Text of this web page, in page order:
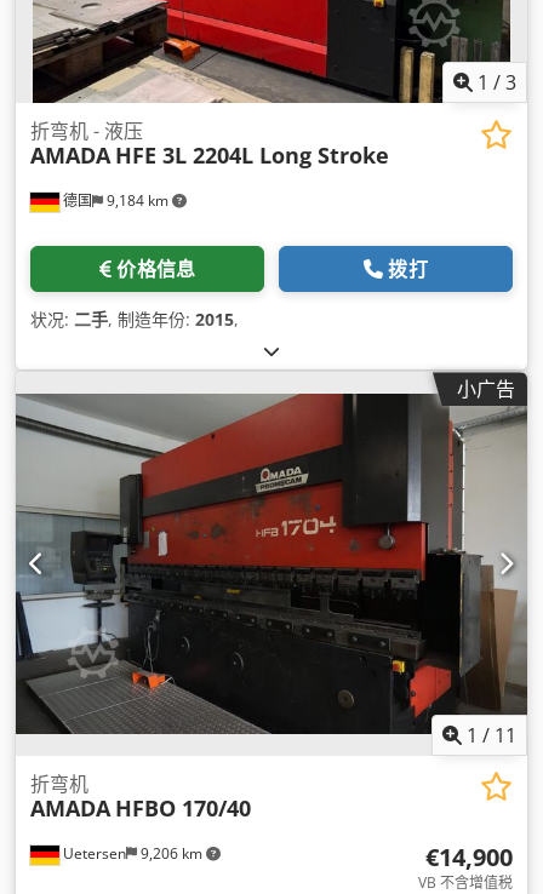
1 /3
德国 9,184 km
折弯机 - 液压
AMADA HFE 3L 2204L Long Stroke
价格信息 拨打
状况: 二手, 制造年份: 2015,
小广告
1 / 11
Uetersen 9,206 km
折弯机
AMADA HFBO 170/40
€14,900
VB 不含增值税